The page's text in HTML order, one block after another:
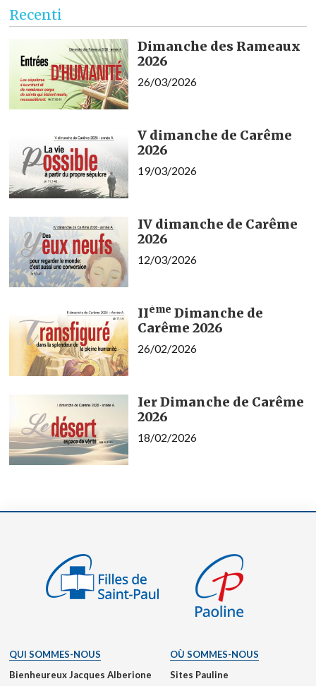
Recenti
Dimanche des Rameaux
2026
26/03/2026
V dimanche de Carême
2026
19/03/2026
IV dimanche de Carême
2026
12/03/2026
IIème Dimanche de
Carême 2026
26/02/2026
Ier Dimanche de Carême
2026
18/02/2026
QUI SOMMES-NOUS
Bienheureux Jacques Alberione
OÙ SOMMES-NOUS
Sites Pauline